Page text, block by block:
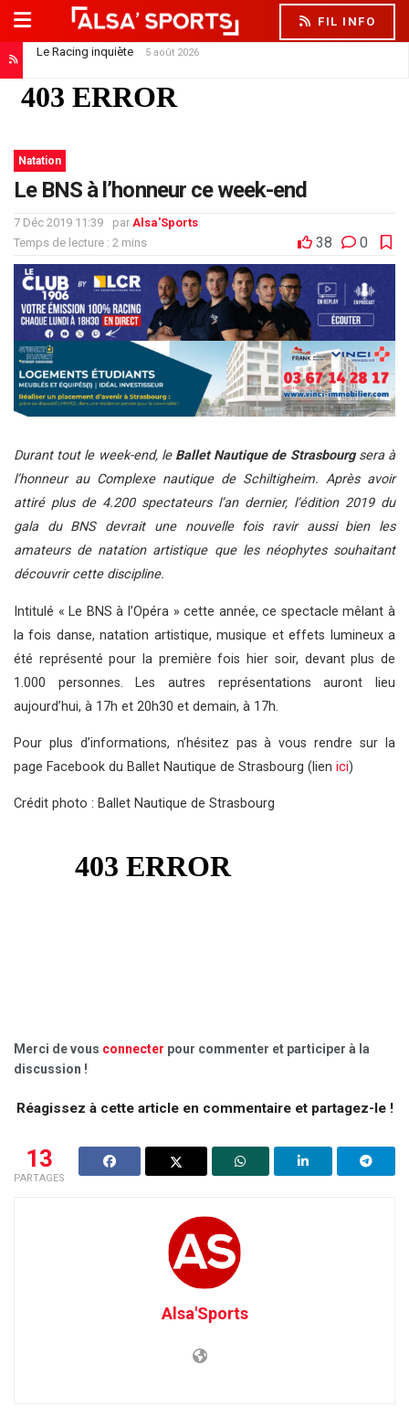
FIL INFO
Le Racing inquiète 5 août 2026
Natation
Le BNS à l’honneur ce week-end
7 Déc 2019 11:39 par Alsa'Sports
Temps de lecture : 2 mins
38 0
Durant tout le week-end, le Ballet Nautique de Strasbourgsera à
l’honneur au Complexe nautique de Schiltigheim. Après avoir
attiré plus de 4.200 spectateurs l’an dernier, l’édition 2019 du
gala du BNS devrait une nouvelle fois ravir aussi bien les
amateurs de natation artistique que les néophytes souhaitant
découvrir cette discipline.
Intitulé « Le BNS à l’Opéra » cette année, ce spectacle mêlant à
la fois danse, natation artistique, musique et effets lumineux a
été représenté pour la première fois hier soir, devant plus de
1.000 personnes. Les autres représentations auront lieu
aujourd’hui, à 17h et 20h30 et demain, à 17h.
Pour plus d’informations, n’hésitez pas à vous rendre sur la
page Facebook du Ballet Nautique de Strasbourg (lien ici)
Crédit photo : Ballet Nautique de Strasbourg
Merci de vous connecter pour commenter et participer à la
discussion !
Réagissez à cette article en commentaire et partagez-le !
13
PARTAGES
Alsa'Sports